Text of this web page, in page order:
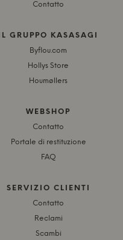
Contatto
IL GRUPPO KASASAGI
Byflou.com
Hollys Store
Houmøllers
WEBSHOP
Contatto
Portale di restituzione
FAQ
SERVIZIO CLIENTI
Contatto
Reclami
Scambi